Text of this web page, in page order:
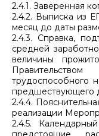
2.4.1. Заверенная
2.4.2. Выписка из
месяц до даты
2.4.3. Справка,
средней
величины
трудоспособного
предшествующего
2.4.4.
реализации
2.4.5.